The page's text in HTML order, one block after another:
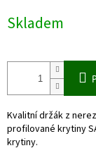
cena:
Skladem
Kvalitní držák z
profilované krytiny
krytiny.